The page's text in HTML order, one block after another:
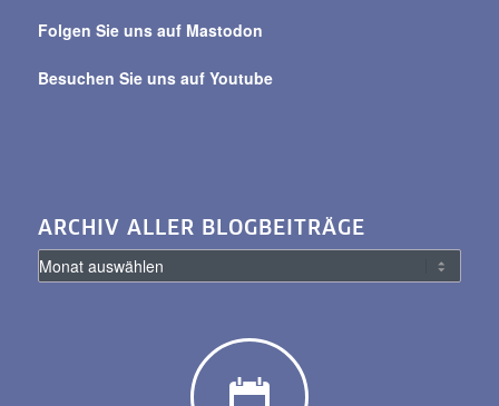
Folgen Sie uns auf Mastodon
Besuchen Sie uns auf Youtube
ARCHIV ALLER BLOGBEITRÄGE